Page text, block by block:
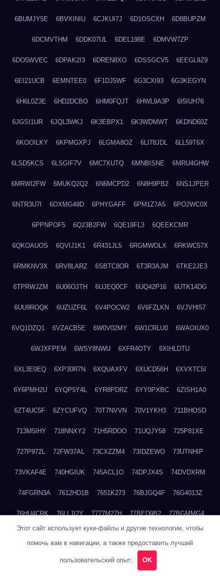
6BUMJY5E 6BVXINIU 6CJKUI7J 6D1OSCXH 6D8BUPZM
6DCMVTHM 6DDK07UL 6DEL198E 6DMVW7ZP
6DO5WVEC 6DPAK2I3 6DREN8XO 6DSSGCV5 6EEGL9Z9
6EI21UCB 6EMNTEE0 6F1DJ5WF 6G3CXI93 6G3KEGYN
6H6L0Z3E 6HD2DCBO 6HM0FQJT 6HWL9A3P 6I5IUH76
6JGSI1UR 6JQL3WKJ 6K3EBPX1 6K3WDMWT 6KDND60Z
6KOOILKY 6KPMGXPJ 6LGMA8OZ 6LI78JDL 6LL59T6X
6LSD5KCS 6LSGIF7V 6MC7XUTQ 6MNBISNE 6MRU4GHW
6MRWI2FW 6MUKQ2Q2 6N6MCPD2 6N8H9PB2 6NS1JPER
6NTR3U7I 6OXMG49D 6PHYGAFF 6PM1Z7A5 6PO2WC0X
6PPNPOF5 6Q23B2FW 6QE19FL3 6QEEKCMR
6QKOAUOS 6QVIJ1K1 6R431JL5 6RGMWOLX 6RKWC57X
6RMKNV3X 6RV8LARZ 6SBTC8OR 6T3R3AJM 6TKE2JE3
6TPRWJZM 6U06OJTH 6UJEQ0CF 6UQ42P16 6UTK14DG
6UU9ROQK 6UZUZF6L 6V4POCW2 6V6FZLKN 6VJVHI57
6VQ1DZQ1 6VZACB5E 6W0V02MY 6W1CRLU0 6WAOIUX0
6WJXFPEM 6WSY8NWU 6XFR4OTY 6XIHLDTU
6XL3E0EQ 6XP30R7N 6XQUAXFV 6XUCD56H 6XVXTC5I
6Y6PMH2U 6YQP5Y4L 6YR8PDRZ 6YY0PXBC 6ZISH1A0
6ZT4UC5F 6ZYCUFVQ 70T7NVVN 70V1YKH3 711BHOSD
713M5IHY 718NNXY2 71H5RDOO 71UQJY58 725P81XE
727P972L 72FW37AL 73CXZZM4 73IDZEWO 73UTNHIP
73VKAF4E 740HGIUK 745ACL1O 74DPJX4S 74DVDXRM
74FGRN3A 7612HD1B 7651K273 76BJGQ4F 76G4013Z
76HU4CRK 76LLJI2Y 7777M27H 77BED9B2 77BGMMG4
77TABW20 780FZHSV 78Q29S80
Этот сайт использует куки-файлы и другие технологии, чтобы
помочь вам в навигации, а также предоставить лучший
пользовательский опыт. OK